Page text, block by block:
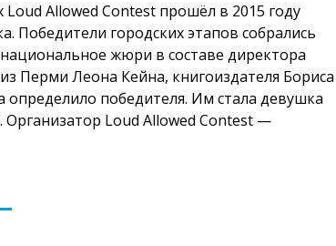
Allowed Contest прошёл в 2015 году
Победители городских этапов собрались
жюри в составе директора
Перми Леона Кейна, книгоиздателя Бориса
победителя. Им стала девушка
Loud Allowed Contest —